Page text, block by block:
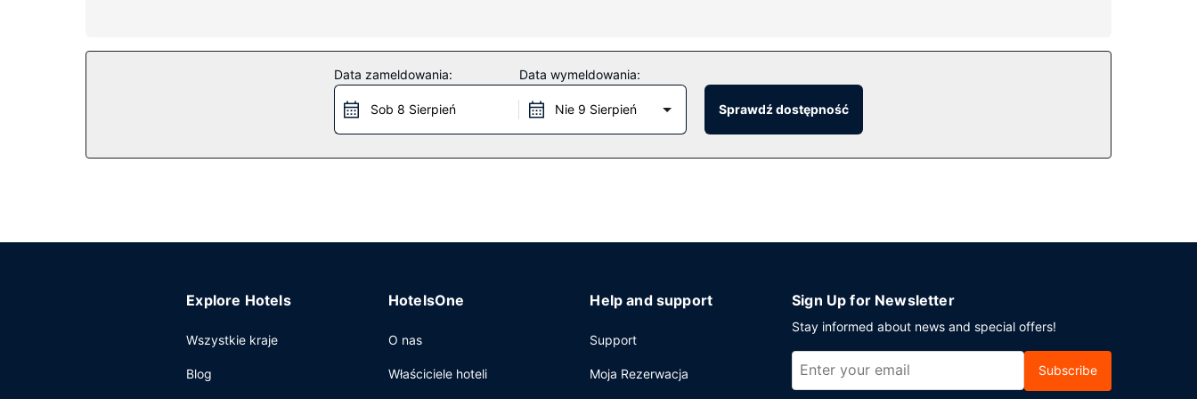
Dostępne udogodnienia rekreacyjne to centrum fitness i sezonowy basen odkryty. Ten hotel oferuje udogodnienia takie jak bezpłatny bezprzewodowy dostęp do
internetu, usługi weselne i telewizor w holu.
Hotel oferuje bezpłatne śniadanie kontynentalne codziennie od 6:30 do 9:30.
Data zameldowania:
Sob 8 Sierpień
Data wymeldowania:
Nie 9 Sierpień Sprawdź dostępność
Explore Hotels
Wszystkie kraje
Blog
HotelsOne
O nas
Właściciele hoteli
Help and support
Support
Moja Rezerwacja
Sign Up for Newsletter
Stay informed about news and special offers!
Subscribe